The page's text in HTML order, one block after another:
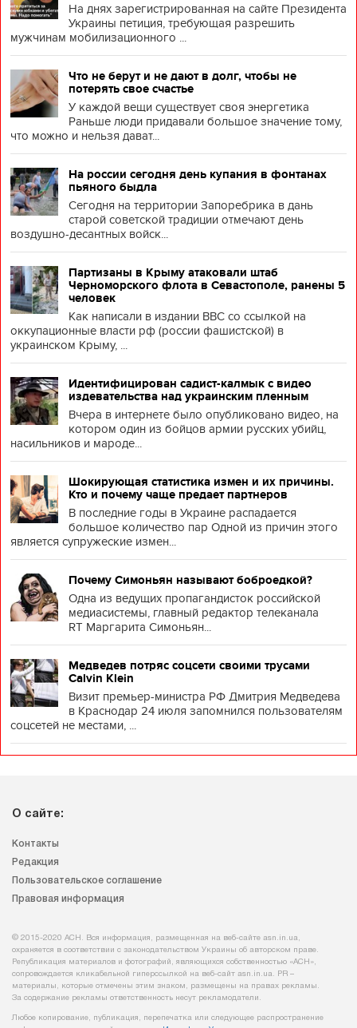
На днях зарегистрированная на сайте Президента
Украины петиция, требующая разрешить
мужчинам мобилизационного ...
Что не берут и не дают в долг, чтобы не
потерять свое счастье
У каждой вещи существует своя энергетика
Раньше люди придавали большое значение тому,
что можно и нельзя дават...
На россии сегодня день купания в фонтанах
пьяного быдла
Сегодня на территории Запоребрика в дань
старой советской традиции отмечают день
воздушно-десантных войск...
Партизаны в Крыму атаковали штаб
Черноморского флота в Севастополе, ранены 5
человек
Как написали в издании BBC со ссылкой на
оккупационные власти рф (россии фашистской) в
украинском Крыму, ...
Идентифицирован садист-калмык с видео
издевательства над украинским пленным
Вчера в интернете было опубликовано видео, на
котором один из бойцов армии русских убийц,
насильников и мароде...
Шокирующая статистика измен и их причины.
Кто и почему чаще предает партнеров
В последние годы в Украине распадается
большое количество пар Одной из причин этого
является супружеские измен...
Почему Симоньян называют боброедкой?
Одна из ведущих пропагандисток российской
медиасистемы, главный редактор телеканала
RT Маргарита Симоньян...
Медведев потряс соцсети своими трусами
Calvin Klein
Визит премьер-министра РФ Дмитрия Медведева
в Краснодар 24 июля запомнился пользователям
соцсетей не местами, ...
О сайте:
Контакты
Редакция
Пользовательское соглашение
Правовая информация
© 2015-2020 АСН. Вся информация, размещенная на веб-сайте asn.in.ua,
охраняется в соответствии с законодательством Украины об авторском праве.
Републикация материалов и фотографий, являющихся собственностью «АСН»,
сопровождается кликабельной гиперссылкой на веб-сайт asn.іn.ua. PR –
материалы, которые отмечены этим знаком, размещены на правах рекламы.
За содержание рекламы ответственность несут рекламодатели.
Любое копирование, публикация, перепечатка или следующее распространение